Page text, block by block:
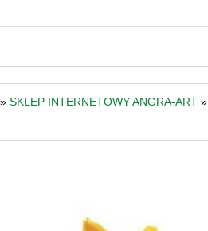
SKLEP INTERNETOWY ANGRA-ART »